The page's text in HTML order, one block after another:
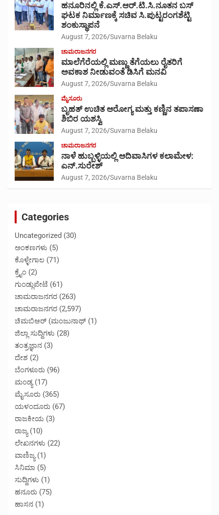
ಹನೂರಿನಲ್ಲಿ ಕೆ.ಎಸ್.ಆರ್.ಟಿ.ಸಿ.ನೂತನ ಬಸ್
ಘಟಕ ನಿರ್ಮಾಣಕ್ಕೆ ಸಚಿವ ಸಿ.ಪುಟ್ಟರಂಗಶೆಟ್ಟಿ
ಶಂಕುಸ್ಥಾಪನೆ
August 7, 2026 Suvarna Belaku
ಚಾಮರಾಜನಗರ
ಮಾಲೆಗೆರೆಯಲ್ಲಿ ಮಣ್ಣು ತೆಗೆಯಲು ರೈತರಿಗೆ
ಅವಕಾಶ ನೀಡುವಂತೆ ಡಿಸಿಗೆ ಮನವಿ
August 7, 2026 Suvarna Belaku
ಮೈಸೂರು
ಬೃಹತ್ ಉಚಿತ ಆರೋಗ್ಯ ಮತ್ತು ಕಣ್ಣಿನ ತಪಾಸಣಾ
ಶಿಬಿರ ಯಶಸ್ವಿ
August 7, 2026 Suvarna Belaku
ಚಾಮರಾಜನಗರ
ನಾಳೆ ಹುಬ್ಬಳ್ಳಿಯಲ್ಲಿ ಆದಿವಾಸಿಗಳ ಕಲಾಮೇಳ:
ಎನ್.ಸುರೇಶ್
August 7, 2026 Suvarna Belaku
Categories
Uncategorized (30)
ಅಂಕಣಗಳು (5)
ಕೊಳ್ಳೇಗಾಲ (71)
ಕ್ರೈಂ (2)
ಗುಂಡ್ಲುಪೇಟೆ (61)
ಚಾಮರಾಜನಗರ (263)
ಚಾಮರಾಜನಗರ (2,597)
ಚಿಮಬಿಆರ್ (ಮಂಜುನಾಥ್ (1)
ಜಿಲ್ಲಾ ಸುದ್ದಿಗಳು (28)
ತಂತ್ರಜ್ಞಾನ (3)
ದೇಶ (2)
ಬೆಂಗಳೂರು (96)
ಮಂಡ್ಯ(17)
ಮೈಸೂರು (365)
ಯಳಂದೂರು (67)
ರಾಜಕೀಯ (3)
ರಾಜ್ಯ(10)
ಲೇಖನಗಳು (22)
ವಾಣಿಜ್ಯ(1)
ಸಿನಿಮಾ (5)
ಸುದ್ದಿಗಳು (1)
ಹನೂರು (75)
ಹಾಸನ (1)